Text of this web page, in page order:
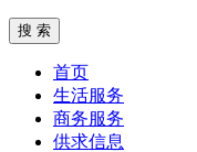
首页
生活服务
商务服务
供求信息